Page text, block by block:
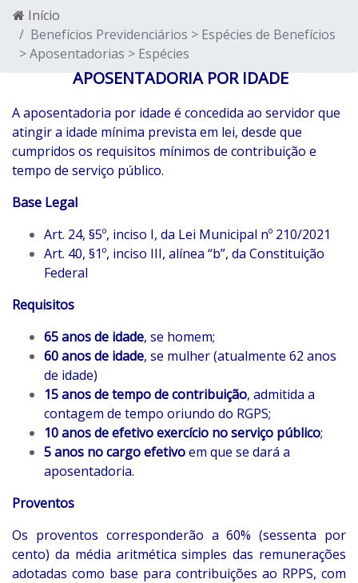
Início
Benefícios Previdenciários > Espécies de Benefícios
> Aposentadorias > Espécies
APOSENTADORIA POR IDADE
A aposentadoria por idade é concedida ao servidor que
atingir a idade mínima prevista em lei, desde que
cumpridos os requisitos mínimos de contribuição e
tempo de serviço público.
Base Legal
Art. 24, §5º, inciso I, da Lei Municipal nº 210/2021
Art. 40, §1º, inciso III, alínea “b”, da Constituição
Federal
Requisitos
65 anos de idade, se homem;
60 anos de idade, se mulher (atualmente 62 anos
de idade)
15 anos de tempo de contribuição, admitida a
contagem de tempo oriundo do RGPS;
10 anos de efetivo exercício no serviço público;
5 anos no cargo efetivoem que se dará a
aposentadoria.
Proventos
Os proventos corresponderão a 60% (sessenta por
cento) da média aritmética simples das remunerações
adotadas como base para contribuições ao RPPS, com